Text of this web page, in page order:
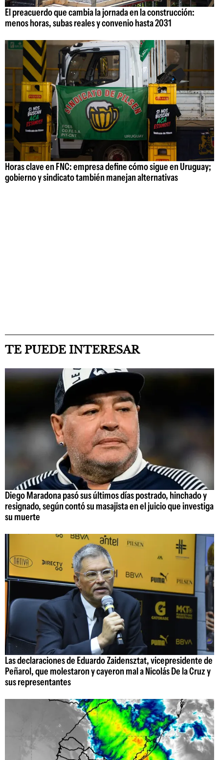
El preacuerdo que cambia la jornada en la construcción:
menos horas, subas reales y convenio hasta 2031
Horas clave en FNC: empresa define cómo sigue en Uruguay;
gobierno y sindicato también manejan alternativas
TE PUEDE INTERESAR
Diego Maradona pasó sus últimos días postrado, hinchado y
resignado, según contó su masajista en el juicio que investiga
su muerte
Las declaraciones de Eduardo Zaidensztat, vicepresidente de
Peñarol, que molestaron y cayeron mal a Nicolás De la Cruz y
sus representantes